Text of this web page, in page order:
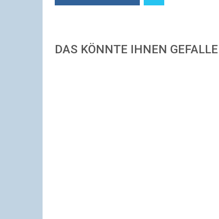
DAS KÖNNTE IHNEN